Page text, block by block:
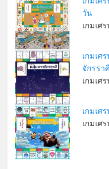
วัน
เกมเศ
เกมเศ
จักรรา
เกมเศ
เกมเศ
เกมเศ
*